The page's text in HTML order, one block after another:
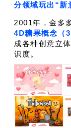
分领域玩出“新
2001年，金多
4D糖果概念
成各种创意立
识度。